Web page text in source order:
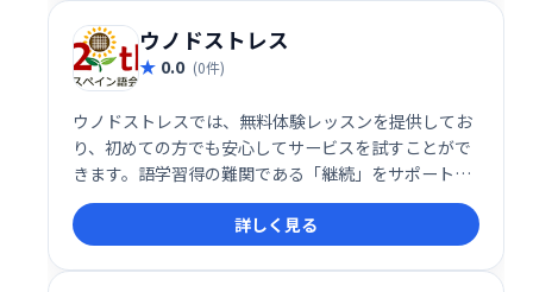
ウノドストレス
0.0 (0件)
ウノドストレスでは、無料体験レッスンを提供してお
り、初めての方でも安心してサービスを試すことがで
きます。語学習得の難関である「継続」をサポートす
るシステムと質の高い講師陣により、スペイン語学習
の目標達成を強力に支援します。まずは無料体験で、
スペイン語学習の第一歩を踏み出してみてはいかがで
しょうか。
詳しく見る